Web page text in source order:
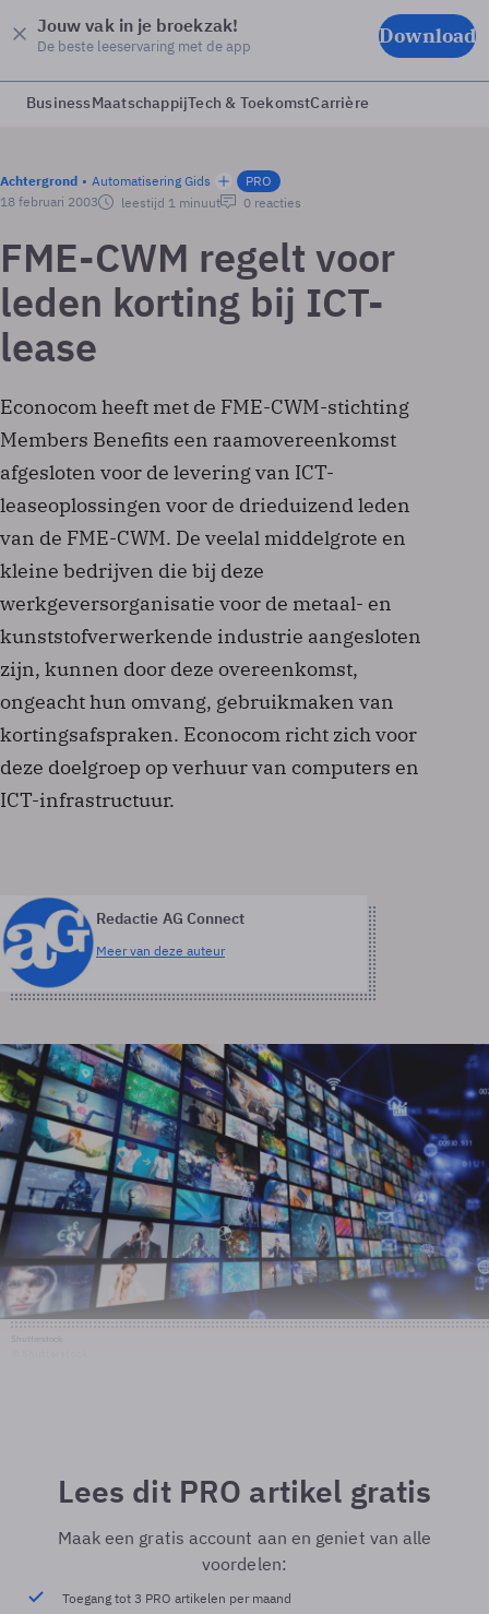
Jouw vak in je broekzak!
De beste leeservaring met de app Download
BusinessMaatschappijTech & ToekomstCarrière
Achtergrond Automatisering Gids
PRO
18 februari 2003
leestijd 1 minuut 0 reacties
FME-CWM regelt voor
leden korting bij ICT-
lease
Econocom heeft met de FME-CWM-stichting
Members Benefits een raamovereenkomst
afgesloten voor de levering van ICT-
leaseoplossingen voor de drieduizend leden
van de FME-CWM. De veelal middelgrote en
kleine bedrijven die bij deze
werkgeversorganisatie voor de metaal- en
kunststofverwerkende industrie aangesloten
zijn, kunnen door deze overeenkomst,
ongeacht hun omvang, gebruikmaken van
kortingsafspraken. Econocom richt zich voor
deze doelgroep op verhuur van computers en
ICT-infrastructuur.
Redactie AG Connect
Meer van deze auteur
Lees dit PRO artikel gratis
Maak een gratis account aan en geniet van alle
voordelen:
Toegang tot 3 PRO artikelen per maand